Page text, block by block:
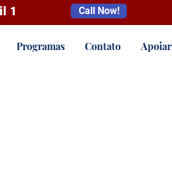
1 Call Now!
Programas Contato Apoiar